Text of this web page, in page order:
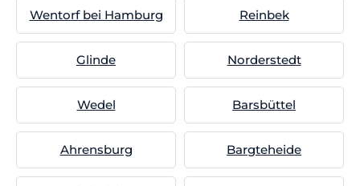
Wentorf bei Hamburg Reinbek
Glinde Norderstedt
Wedel Barsbüttel
Ahrensburg Bargteheide